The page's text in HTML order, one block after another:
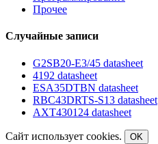
Прочее
Случайные записи
G2SB20-E3/45 datasheet
4192 datasheet
ESA35DTBN datasheet
RBC43DRTS-S13 datasheet
AXT430124 datasheet
Сайт использует cookies.
OK